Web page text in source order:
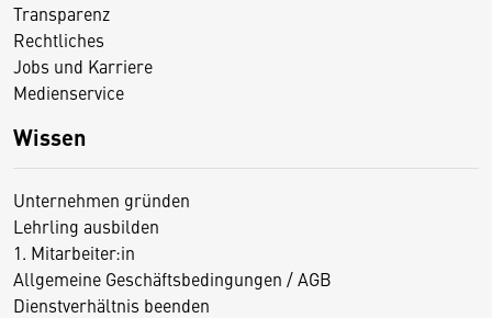
Transparenz
Rechtliches
Jobs und Karriere
Medienservice
Wissen
Unternehmen gründen
Lehrling ausbilden
1. Mitarbeiter:in
Allgemeine Geschäftsbedingungen / AGB
Dienstverhältnis beenden